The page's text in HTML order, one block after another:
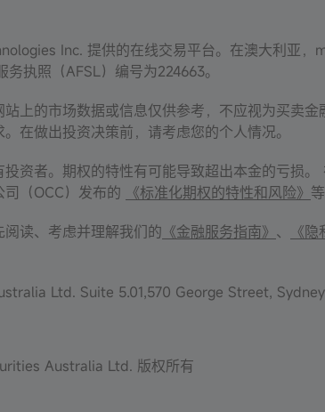
Inc. 提供的在线交易平台。在澳大利亚
执照（AFSL）编号为224663。
上的市场数据或信息仅供参考，不应视为买卖
在做出投资决策前，请考虑您的个人情况。
资者。期权的特性有可能导致超出本金的亏损
（OCC）发布的 《标准化期权的特性和风险》
读、考虑并理解我们的 《金融服务指南》 、 《
Ltd. Suite 5.01,570 George Street,
Australia Ltd. 版权所有